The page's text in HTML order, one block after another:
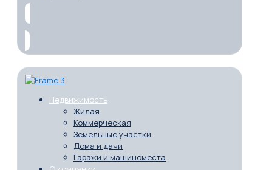
Недвижимость
Жилая
Коммерческая
Земельные участки
Дома и дачи
Гаражи и машиноместа